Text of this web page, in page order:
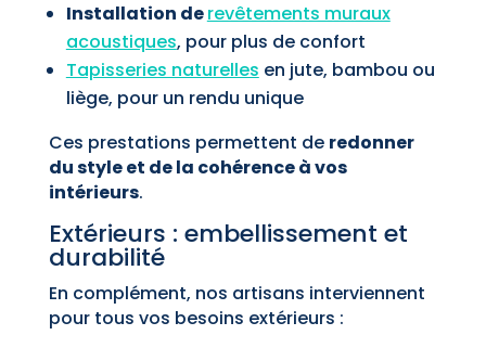
Installation derevêtements muraux
acoustiques, pour plus de confort
Tapisseries naturelles en jute, bambou ou
liège, pour un rendu unique
Ces prestations permettent de redonner
du style et de la cohérence à vos
intérieurs.
Extérieurs : embellissement et
durabilité
En complément, nos artisans interviennent
pour tous vos besoins extérieurs :